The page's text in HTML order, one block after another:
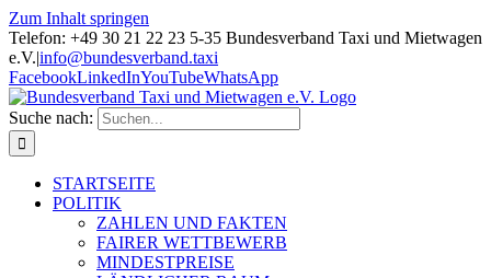
Zum Inhalt springen
Telefon: +49 30 21 22 23 5-35 Bundesverband Taxi und Mietwagen
e.V.|info@bundesverband.taxi
FacebookLinkedInYouTubeWhatsApp
Suche nach:
STARTSEITE
POLITIK
ZAHLEN UND FAKTEN
FAIRER WETTBEWERB
MINDESTPREISE